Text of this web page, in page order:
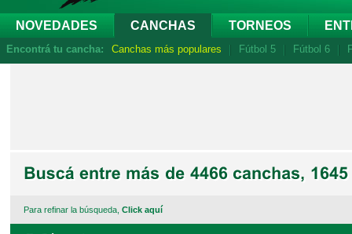
NOVEDADES CANCHAS TORNEOS
Encontrá tu cancha: Canchas más populares Fútbol 5 Fútbol 6
Para refinar la búsqueda, Click aquí